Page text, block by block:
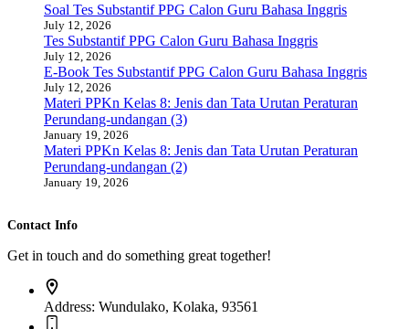
Soal Tes Substantif PPG Calon Guru Bahasa Inggris
July 12, 2026
Tes Substantif PPG Calon Guru Bahasa Inggris
July 12, 2026
E-Book Tes Substantif PPG Calon Guru Bahasa Inggris
July 12, 2026
Materi PPKn Kelas 8: Jenis dan Tata Urutan Peraturan
Perundang-undangan (3)
January 19, 2026
Materi PPKn Kelas 8: Jenis dan Tata Urutan Peraturan
Perundang-undangan (2)
January 19, 2026
Contact Info
Get in touch and do something great together!
Address: Wundulako, Kolaka, 93561